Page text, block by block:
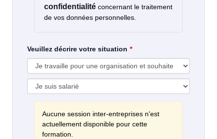
confidentialité concernant le traitement
de vos données personnelles.
Veuillez décrire votre situation
Aucune session inter-entreprises n'est
actuellement disponible pour cette
formation.